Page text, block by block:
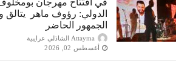
في افتتاح مهرجان
الدولي: رؤوف ماهر يتالق
الجمهور الحاضر
Attayma الشاذلي عرايبية
أغسطس 02, 2026